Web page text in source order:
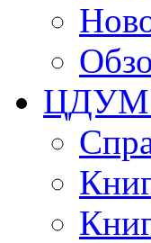
ЦДУМ